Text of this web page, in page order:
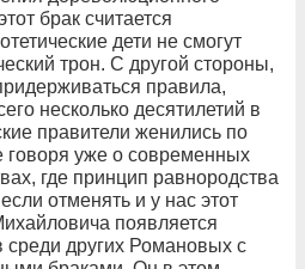
брак считается
дети не смогут
трон. С другой стороны,
правила,
несколько десятилетий в
правители женились по
уже о современных
где принцип равнородства
отменять и у нас этот
появляется
среди других Романовых с